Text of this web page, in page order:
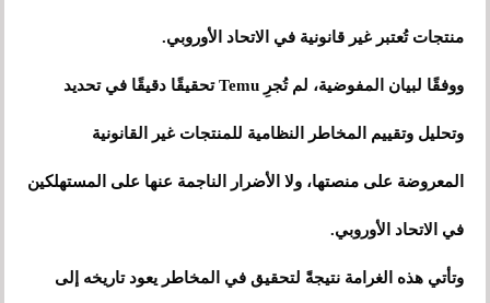
منتجات تُعتبر غير قانونية في الاتحاد الأوروبي.
ووفقًا لبيان المفوضية، لم تُجرِ Temu تحقيقًا دقيقًا في تحديد
وتحليل وتقييم المخاطر النظامية للمنتجات غير القانونية
المعروضة على منصتها، ولا الأضرار الناجمة عنها على المستهلكين
في الاتحاد الأوروبي.
وتأتي هذه الغرامة نتيجةً لتحقيق في المخاطر يعود تاريخه إلى